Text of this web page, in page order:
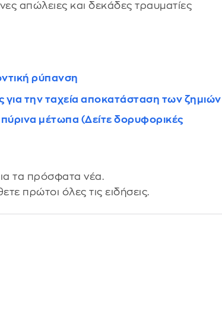
απώλειες και δεκάδες τραυματίες
ρύπανση
για την ταχεία αποκατάσταση των ζημιών
μέτωπα (Δείτε δορυφορικές
τα πρόσφατα νέα.
πρώτοι όλες τις ειδήσεις.